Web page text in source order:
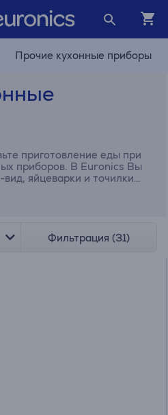
Прочие кухонные приборы
приготовление еды при
приборов. В Euronics Вы
яйцеварки и точилки
Фильтрация (31)